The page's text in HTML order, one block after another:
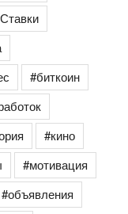
#биткоин
#кино
#мотивация
#объявления